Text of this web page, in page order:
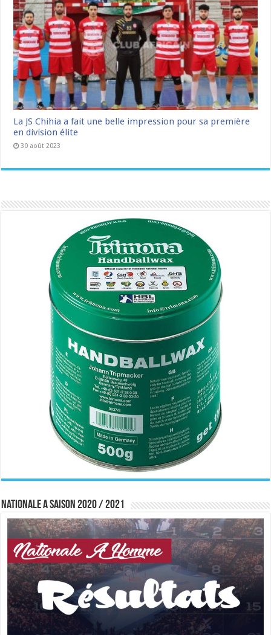
La JS Chihia a fait une belle impression pour sa première
en division élite
30 août 2023
Nationale A saison 2020 / 2021